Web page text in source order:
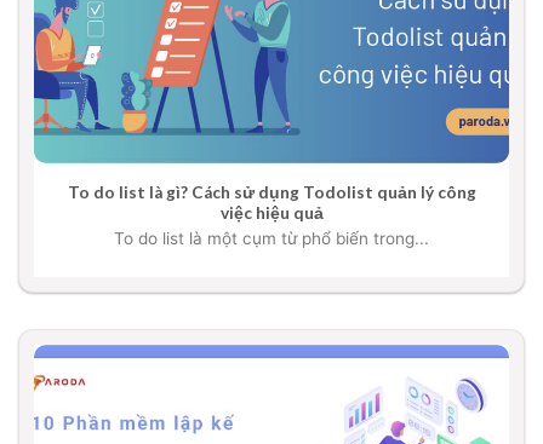
To do list là gì? Cách sử dụng Todolist quản lý công
việc hiệu quả
To do list là một cụm từ phổ biến trong...